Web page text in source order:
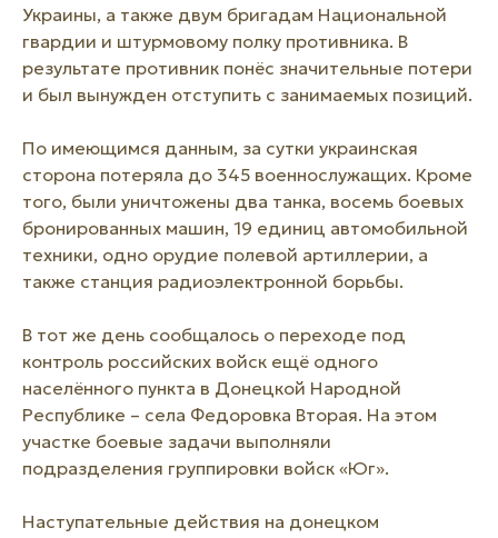
Украины, а также двум бригадам Национальной
гвардии и штурмовому полку противника. В
результате противник понёс значительные потери
и был вынужден отступить с занимаемых позиций.
По имеющимся данным, за сутки украинская
сторона потеряла до 345 военнослужащих. Кроме
того, были уничтожены два танка, восемь боевых
бронированных машин, 19 единиц автомобильной
техники, одно орудие полевой артиллерии, а
также станция радиоэлектронной борьбы.
В тот же день сообщалось о переходе под
контроль российских войск ещё одного
населённого пункта в Донецкой Народной
Республике – села Федоровка Вторая. На этом
участке боевые задачи выполняли
подразделения группировки войск «Юг».
Наступательные действия на донецком